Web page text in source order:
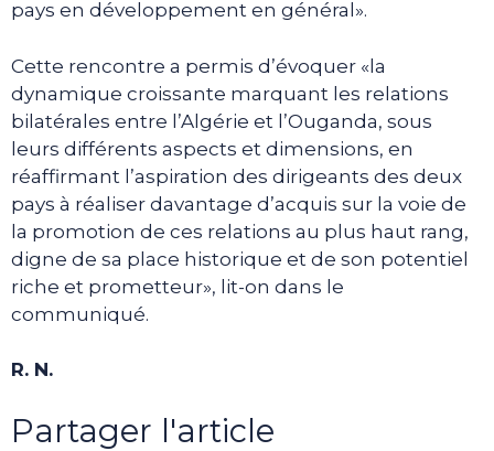
pays en développement en général».
Cette rencontre a permis d’évoquer «la
dynamique croissante marquant les relations
bilatérales entre l’Algérie et l’Ouganda, sous
leurs différents aspects et dimensions, en
réaffirmant l’aspiration des dirigeants des deux
pays à réaliser davantage d’acquis sur la voie de
la promotion de ces relations au plus haut rang,
digne de sa place historique et de son potentiel
riche et prometteur», lit-on dans le
communiqué.
R. N.
Partager l'article